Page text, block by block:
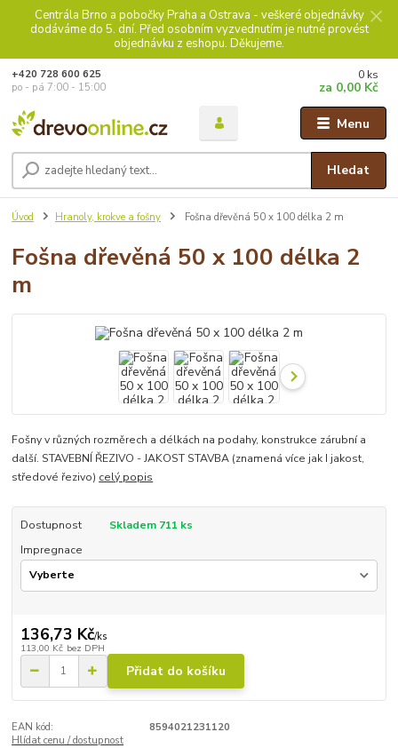
Centrála Brno a pobočky Praha a Ostrava - veškeré objednávky
dodáváme do 5. dní. Před osobním vyzvednutím je nutné provést
objednávku z eshopu. Děkujeme.
Menu
Hledat
+420 728 600 625
po - pá 7:00 - 15:00
0 ks
za 0,00 Kč
Úvod Hranoly, krokve a fošny Fošna dřevěná 50 x 100 délka 2 m
Fošna dřevěná 50 x 100 délka 2
m
Fošny v různých rozměrech a délkách na podahy, konstrukce zárubní a
další. STAVEBNÍ ŘEZIVO - JAKOST STAVBA (znamená více jak I jakost,
středové řezivo) celý popis
Dostupnost
Skladem 711 ks
Impregnace
136,73 Kč/ks
113,00 Kč bez DPH
Přidat do košíku
EAN kód:
8594021231120
Hlídat cenu / dostupnost